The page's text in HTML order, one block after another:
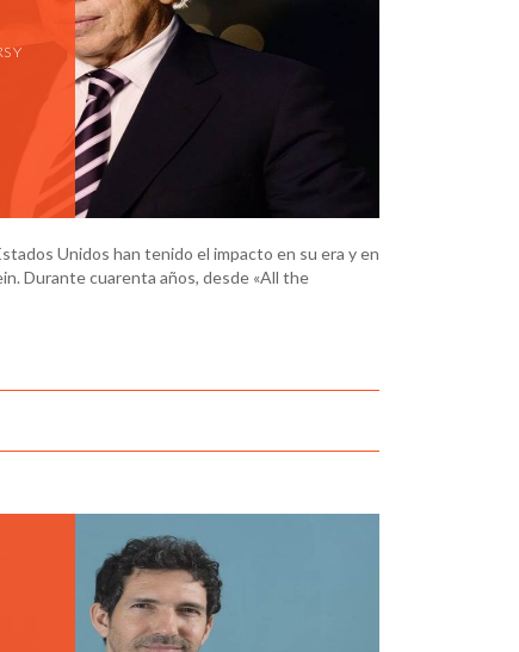
Y
Unidos han tenido el impacto en su era y en
Durante cuarenta años, desde «All the